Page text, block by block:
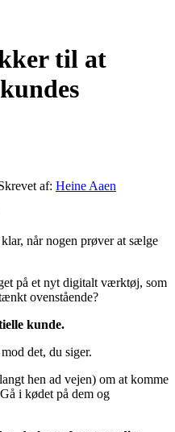
til at
af: Heine Aaen
når nogen prøver at sælge
på et nyt digitalt værktøj, som
ovenstående?
kunde.
det, du siger.
hen ad vejen) om at komme
i kødet på dem og